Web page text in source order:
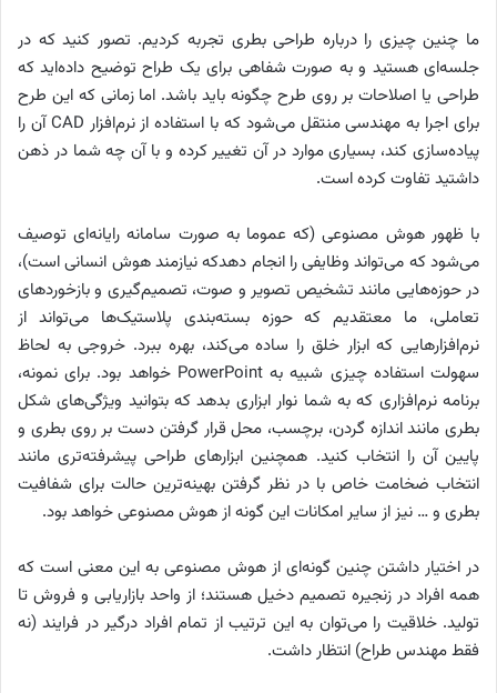
ما چنین چیزی را درباره طراحی بطری تجربه کردیم. تصور کنید که در
جلسه‌ای هستید و به صورت شفاهی برای یک طراح توضیح داده‌اید که
طراحی یا اصلاحات بر روی طرح چگونه باید باشد. اما زمانی که این طرح
برای اجرا به مهندسی منتقل می‌شود که با استفاده از نرم‌افزار CADآن را
پیاده‌سازی کند، بسیاری موارد در آن تغییر کرده و با آن چه شما در ذهن
داشتید تفاوت کرده است.
با ظهور هوش مصنوعی (که عموما به صورت سامانه رایانه‌ای توصیف
می‌شود که می‌تواند وظایفی را انجام دهدکه نیازمند هوش انسانی است)،
در حوزه‌هایی مانند تشخیص تصویر و صوت، تصمیم‌گیری و بازخوردهای
تعاملی، ما معتقدیم که حوزه بسته‌بندی پلاستیک‌ها می‌تواند از
نرم‌افزارهایی که ابزار خلق را ساده می‌کند، بهره ببرد. خروجی به لحاظ
سهولت استفاده چیزی شبیه بهPowerPoint خواهد بود. برای نمونه،
برنامه نرم‌افزاری که به شما نوار ابزاری بدهد که بتوانید ویژگی‌های شکل
بطری مانند اندازه گردن، برچسب، محل قرار گرفتن دست بر روی بطری و
پایین آن را انتخاب کنید. همچنین ابزارهای طراحی پیشرفته‌تری مانند
انتخاب ضخامت خاص با در نظر گرفتن بهینه‌ترین حالت برای شفافیت
بطری و … نیز از سایر امکانات این گونه از هوش مصنوعی خواهد بود.
در اختیار داشتن چنین گونه‌ای از هوش مصنوعی به این معنی است که
همه افراد در زنجیره تصمیم دخیل هستند؛ از واحد بازاریابی و فروش تا
تولید. خلاقیت را می‌توان به این ترتیب از تمام افراد درگیر در فرایند (نه
فقط مهندس طراح) انتظار داشت.